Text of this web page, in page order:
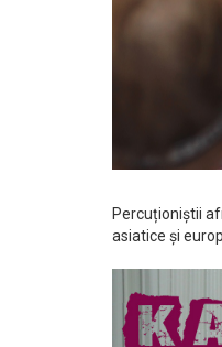
Percuționiștii
asiatice și